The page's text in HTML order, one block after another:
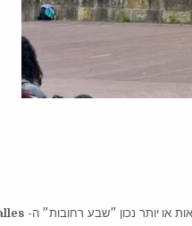
או יותר נכון ״שבע רחובות״ ה-